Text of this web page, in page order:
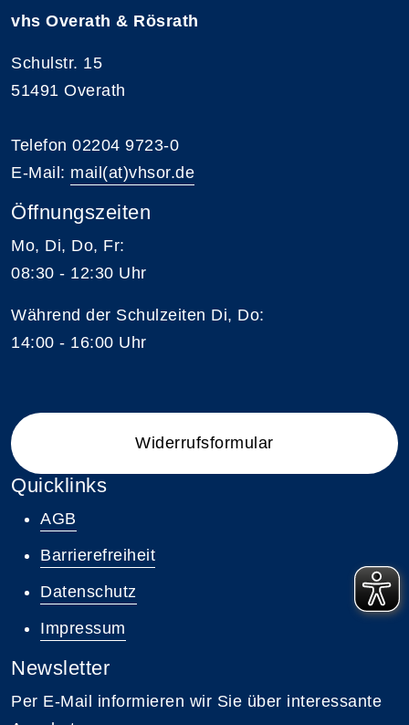
vhs Overath & Rösrath
Schulstr. 15
51491 Overath
Telefon 02204 9723-0
E-Mail: mail(at)vhsor.de
Öffnungszeiten
Mo, Di, Do, Fr:
08:30 - 12:30 Uhr
Während der Schulzeiten Di, Do:
14:00 - 16:00 Uhr
Widerrufsformular
Quicklinks
AGB
Barrierefreiheit
Datenschutz
Impressum
Newsletter
Per E-Mail informieren wir Sie über interessante